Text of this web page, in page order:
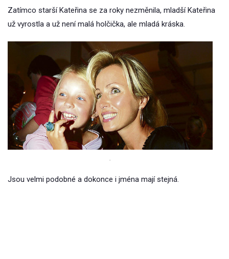
Zatímco starší Kateřina se za roky nezměnila, mladší Kateřina
už vyrostla a už není malá holčička, ale mladá kráska.
.
Jsou velmi podobné a dokonce i jména mají stejná.